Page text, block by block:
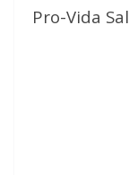
Pro-Vida